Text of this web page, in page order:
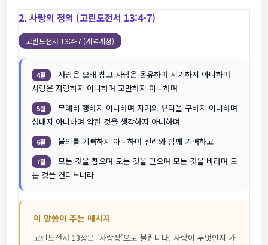
2. 사랑의 정의 (고린도전서 13:4-7)
고린도전서 13:4-7 (개역개정)
4절
사랑은 오래 참고 사랑은 온유하며 시기하지 아니하며
사랑은 자랑하지 아니하며 교만하지 아니하며
5절
무례히 행하지 아니하며 자기의 유익을 구하지 아니하며
성내지 아니하며 악한 것을 생각하지 아니하며
6절 불의를 기뻐하지 아니하며 진리와 함께 기뻐하고
7절
모든 것을 참으며 모든 것을 믿으며 모든 것을 바라며 모
든 것을 견디느니라
이 말씀이 주는 메시지
고린도전서 13장은 '사랑장'으로 불립니다. 사랑이 무엇인지 가